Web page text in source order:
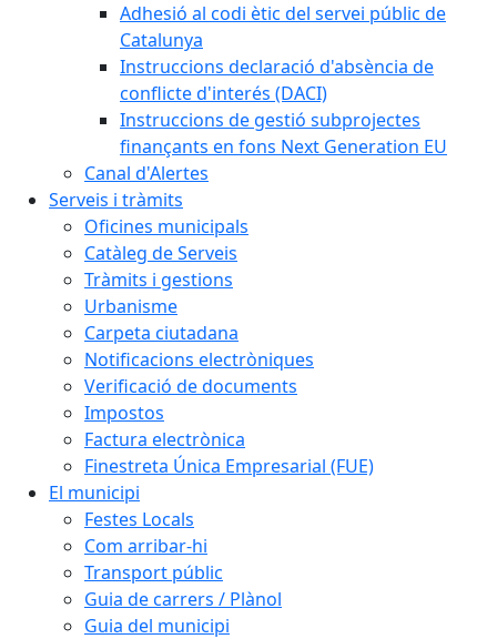
Adhesió al codi ètic del servei públic de
Catalunya
Instruccions declaració d'absència de
conflicte d'interés (DACI)
Instruccions de gestió subprojectes
finançants en fons Next Generation EU
Canal d'Alertes
Serveis i tràmits
Oficines municipals
Catàleg de Serveis
Tràmits i gestions
Urbanisme
Carpeta ciutadana
Notificacions electròniques
Verificació de documents
Impostos
Factura electrònica
Finestreta Única Empresarial (FUE)
El municipi
Festes Locals
Com arribar-hi
Transport públic
Guia de carrers / Plànol
Guia del municipi